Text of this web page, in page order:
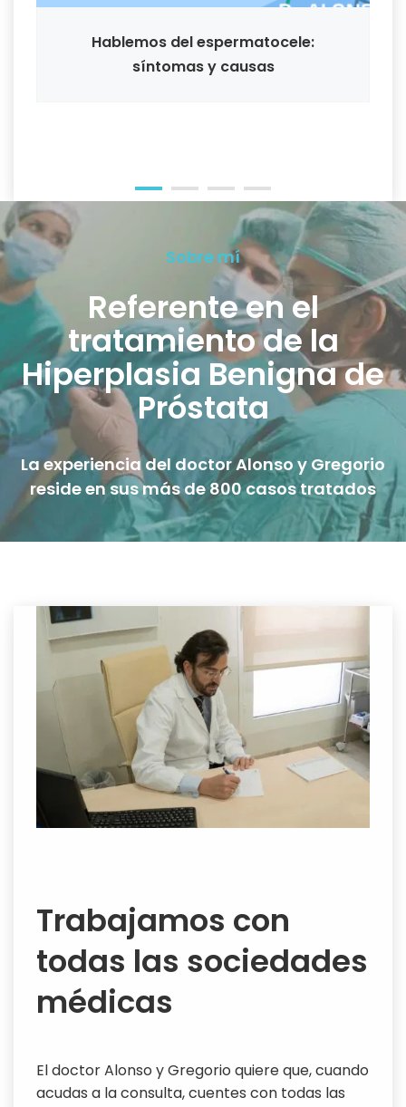
Hablemos del espermatocele:
síntomas y causas
Sobre mí
Referente en el
tratamiento de la
Hiperplasia Benigna de
Próstata
La experiencia del doctor Alonso y Gregorio
reside en sus más de 800 casos tratados
Trabajamos con
todas las sociedades
médicas
El doctor Alonso y Gregorio quiere que, cuando
acudas a la consulta, cuentes con todas las